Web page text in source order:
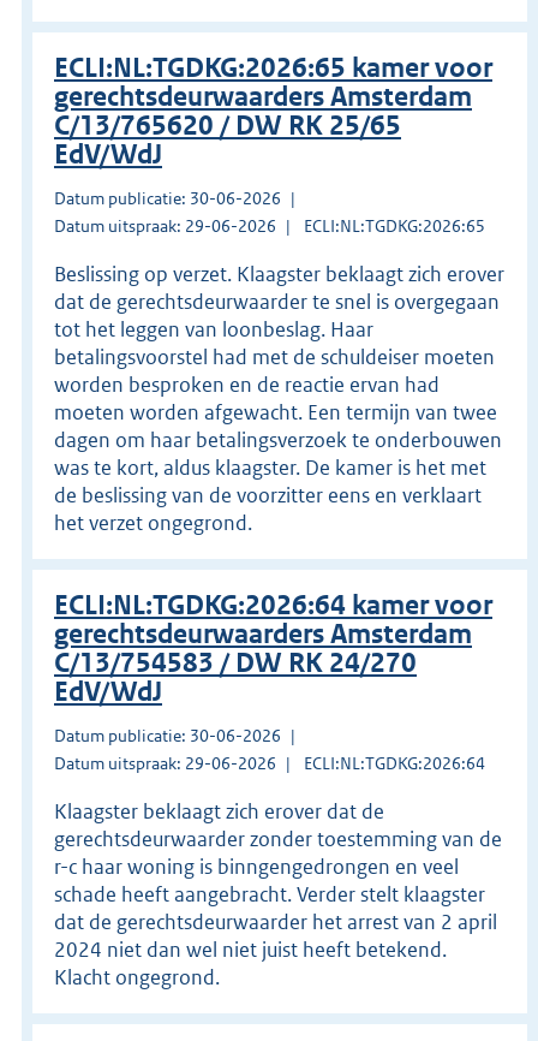
ECLI:NL:TGDKG:2026:65 kamer voor
gerechtsdeurwaarders Amsterdam
C/13/765620 / DW RK 25/65
EdV/WdJ
Datum publicatie: 30-06-2026
Datum uitspraak: 29-06-2026
ECLI:NL:TGDKG:2026:65
Beslissing op verzet. Klaagster beklaagt zich erover
dat de gerechtsdeurwaarder te snel is overgegaan
tot het leggen van loonbeslag. Haar
betalingsvoorstel had met de schuldeiser moeten
worden besproken en de reactie ervan had
moeten worden afgewacht. Een termijn van twee
dagen om haar betalingsverzoek te onderbouwen
was te kort, aldus klaagster. De kamer is het met
de beslissing van de voorzitter eens en verklaart
het verzet ongegrond.
ECLI:NL:TGDKG:2026:64 kamer voor
gerechtsdeurwaarders Amsterdam
C/13/754583 / DW RK 24/270
EdV/WdJ
Datum publicatie: 30-06-2026
Datum uitspraak: 29-06-2026
ECLI:NL:TGDKG:2026:64
Klaagster beklaagt zich erover dat de
gerechtsdeurwaarder zonder toestemming van de
r-c haar woning is binngengedrongen en veel
schade heeft aangebracht. Verder stelt klaagster
dat de gerechtsdeurwaarder het arrest van 2 april
2024 niet dan wel niet juist heeft betekend.
Klacht ongegrond.